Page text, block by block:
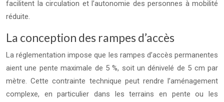
facilitent la circulation et l’autonomie des personnes à mobilité
réduite.
La conception des rampes d’accès
La réglementation impose que les rampes d’accès permanentes
aient une pente maximale de 5 %, soit un dénivelé de 5 cm par
mètre. Cette contrainte technique peut rendre l’aménagement
complexe, en particulier dans les terrains en pente ou les